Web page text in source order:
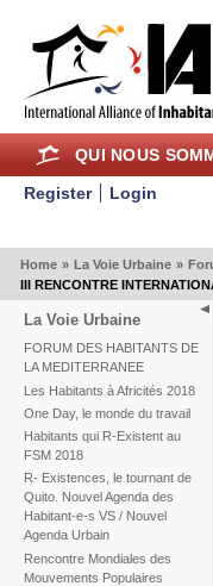
QUI NOUS
Register
Login
Home » La Voie Urbaine »
III RENCONTRE
La Voie Urbaine
FORUM DES HABITANTS DE
LA MEDITERRANEE
Les Habitants à Africités 2018
One Day, le monde du travail
Habitants qui R-Existent au
FSM 2018
R- Existences, le tournant de
Quito. Nouvel Agenda des
Habitant-e-s VS / Nouvel
Agenda Urbain
Rencontre Mondiales des
Mouvements Populaires